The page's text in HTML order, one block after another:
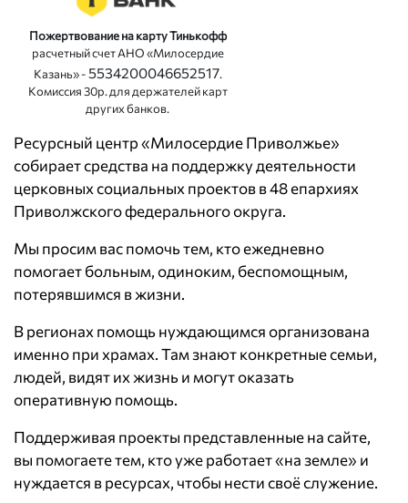
Пожертвование на карту Тинькофф
расчетный счет АНО «Милосердие
Казань» -5534200046652517.
Комиссия 30р. для держателей карт
других банков.
Ресурсный центр «Милосердие Приволжье»
собирает средства на поддержку деятельности
церковных социальных проектов в 48 епархиях
Приволжского федерального округа.
Мы просим вас помочь тем, кто ежедневно
помогает больным, одиноким, беспомощным,
потерявшимся в жизни.
В регионах помощь нуждающимся организована
именно при храмах. Там знают конкретные семьи,
людей, видят их жизнь и могут оказать
оперативную помощь.
Поддерживая проекты представленные на сайте,
вы помогаете тем, кто уже работает «на земле» и
нуждается в ресурсах, чтобы нести своё служение.